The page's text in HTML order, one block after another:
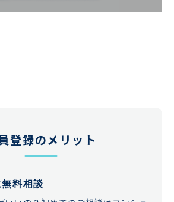
登録のメリット
料相談